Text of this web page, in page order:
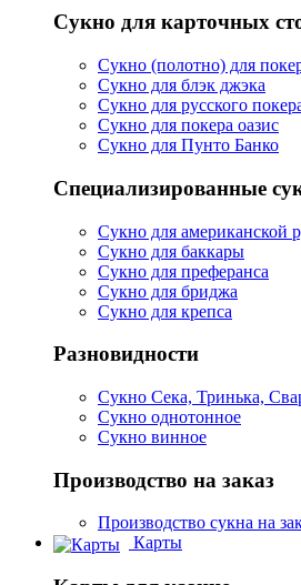
Сукно для карточных
Сукно (полотно) для
Сукно для блэк джэка
Сукно для русского
Сукно для покера оазис
Сукно для Пунто Банко
Специализированные
Сукно для американской
Сукно для баккары
Сукно для преферанса
Сукно для бриджа
Сукно для крепса
Разновидности
Сукно Сека, Тринька,
Сукно однотонное
Сукно винное
Производство на заказ
Производство сукна на
Карты